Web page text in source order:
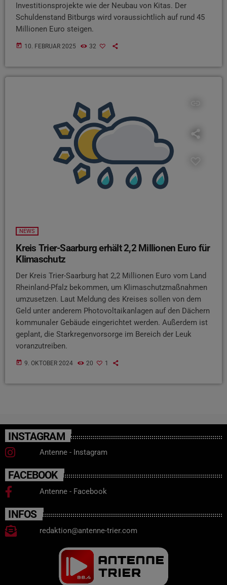
Investitionsprojekte wie der Neubau von Kitas. Der
Schuldenstand Bitburgs wird voraussichtlich auf rund 45
Millionen Euro steigen.
today 10. FEBRUAR 2025 32
NEWS
Kreis Trier-Saarburg erhält 2,2 Millionen Euro für
Klimaschutz
Der Kreis Trier-Saarburg hat 2,2 Millionen Euro vom Land
Rheinland-Pfalz bekommen, um Klimaschutzmaßnahmen
umzusetzen. Laut Meldung des Kreises sollen von dem
Geld unter anderem Photovoltaikanlagen auf den Dächern
kommunaler Gebäude eingerichtet werden. Außerdem ist
geplant, die Starkregenvorsorge im Bereich der Leuk
voranzutreiben.
today 9. OKTOBER 2024 20 1
INSTAGRAM
Antenne - Instagram
FACEBOOK
Antenne - Facebook
INFOS
redaktion@antenne-trier.com